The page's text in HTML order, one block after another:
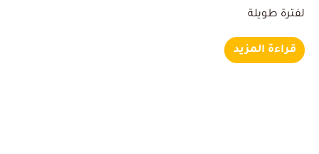
لفترة طويلة
قراءة المزيد